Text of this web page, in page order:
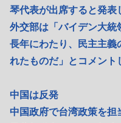
琴代表が出席すると発表
外交部は「バイデン大統
長年にわたり、民主主義
れたものだ」とコメント
中国は反発
中国政府で台湾政策を